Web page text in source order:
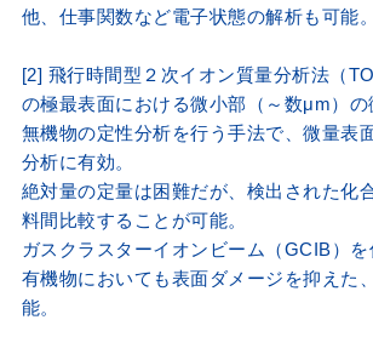
他、仕事関数など電子状態の解析も可能。
[2] 飛行時間型２次イオン質量分析法（
の極最表面における微小部（～数μm）
無機物の定性分析を行う手法で、微量表
分析に有効。
絶対量の定量は困難だが、検出された化
料間比較することが可能。
ガスクラスターイオンビーム（GCIB）を
有機物においても表面ダメージを抑えた
能。